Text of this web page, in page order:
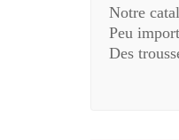
Notre
Peu
Des